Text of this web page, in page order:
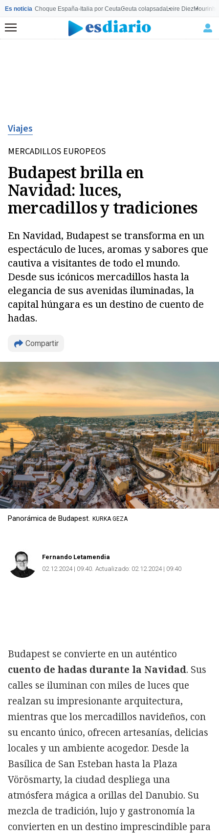
Es noticia Choque España-Italia por CeutaCeuta colapsadaLeire Diez
Menú
Viajes
MERCADILLOS EUROPEOS
Budapest brilla en
Navidad: luces,
mercadillos y tradiciones
En Navidad, Budapest se transforma en un
espectáculo de luces, aromas y sabores que
cautiva a visitantes de todo el mundo.
Desde sus icónicos mercadillos hasta la
elegancia de sus avenidas iluminadas, la
capital húngara es un destino de cuento de
hadas.
Compartir
Panorámica de Budapest. KURKA GEZA
Fernando Letamendia
02.12.2024 | 09:40 Actualizado: 02.12.2024 | 09:40
Budapest se convierte en un auténtico
cuento de hadas durante la Navidad. Sus
calles se iluminan con miles de luces que
realzan su impresionante arquitectura,
mientras que los mercadillos navideños, con
su encanto único, ofrecen artesanías, delicias
locales y un ambiente acogedor. Desde la
Basílica de San Esteban hasta la Plaza
Vörösmarty, la ciudad despliega una
atmósfera mágica a orillas del Danubio. Su
mezcla de tradición, lujo y gastronomía la
convierten en un destino imprescindible para